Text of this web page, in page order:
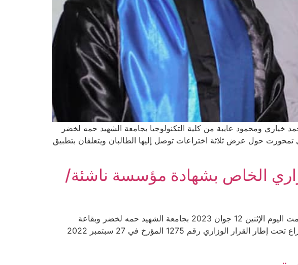
وتطبيق نقل البضائع ناقش اليوم 6-6-2023 الطالبان خياري أحمد خياري ومحمود عايبة من كلية التكنولوجيا بجامعة الشهيد حمه لخضر
شهادة الماستر في إطار المؤسسة الناشئة-براءة اختراع وفق القرار الوزاري 1275 والتي تمحورت حول عرض ثلاثة اختراعات توصل إليها الطالبان ويتعلقان بتطبيق
الخاص بشهادة مؤسسة ناشئة/
مناقشة أول مذكرة تخرج مشتركة ضمن القرار الوزاري الخاص بشهادة مؤسسة ناشئة/براءة اختراع تمت اليوم الإثنين 12 جوان 2023 بجامعة الشهيد حمه لخضر وبقاعة
المحاضرات مدياتيك مناقشة أول مذكرة تخرج ماستر مشتركة لنيل شهادة مؤسسة ناشئة / براءة اختراع تحت إطار القرار الوزاري رقم 1275 المؤرخ في 27 سبتمبر 2022